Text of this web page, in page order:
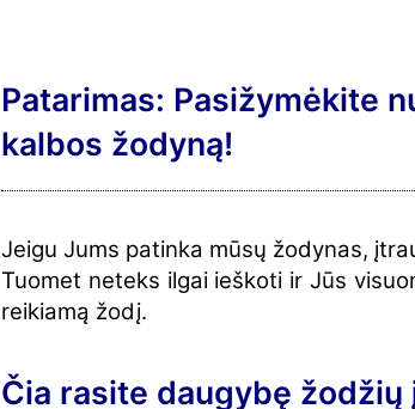
Patarimas: Pasižymėkite
kalbos žodyną!
Jeigu Jums patinka mūsų žodynas,
Tuomet neteks ilgai ieškoti ir Jūs
reikiamą žodį.
Čia rasite daugybę